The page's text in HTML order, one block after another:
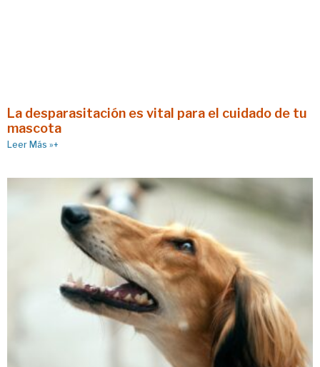
La desparasitación es vital para el cuidado de tu
mascota
Leer Más »+